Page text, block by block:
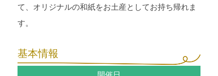
て、オリジナルの和紙をお土産としてお持ち帰れま
す。
基本情報